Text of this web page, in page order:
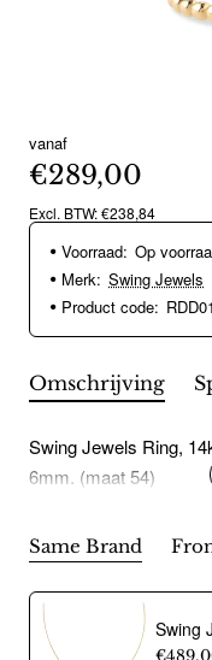
vanaf
€289,00
Excl. BTW: €238,84
Voorraad: Op
Merk: Swing Jewels
Product code:
Omschrijving
Swing Jewels Ring,
6mm. (maat 54)
Same Brand